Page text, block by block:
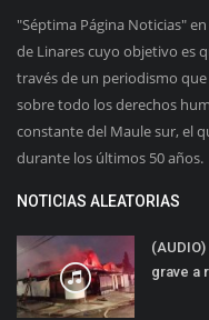
"Séptima Página Noticias"
de Linares cuyo objetivo es
través de un periodismo
sobre todo los derechos
constante del Maule sur, el
durante los últimos 50 años.
NOTICIAS ALEATORIAS
grave a